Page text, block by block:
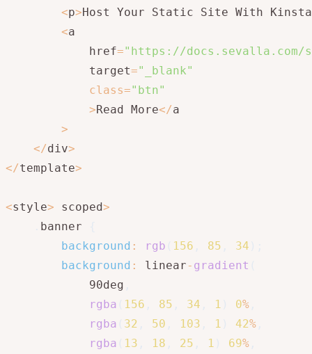
<p>Host Your Static Site With
<a
            href
="https://
            target
="_blank"
class="btn"
>Read More</a
>
</div>
</template>
<style> scoped>
banner
background : rgb 156 85 34
background : linear- gradient
            90deg
rgba
156 85 34 1 0%
rgba
32 50 103 1 42%
rgba
13 18 25 1 69%